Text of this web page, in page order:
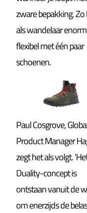
zware bepakking. Zo
als wandelaar enorm
flexibel met één paar
schoenen.
Paul Cosgrove,
Product Manager
zegt het als volgt.
Duality-concept is
ontstaan vanuit de
om enerzijds de